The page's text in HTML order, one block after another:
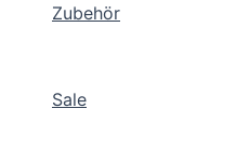
Zubehör
Sale